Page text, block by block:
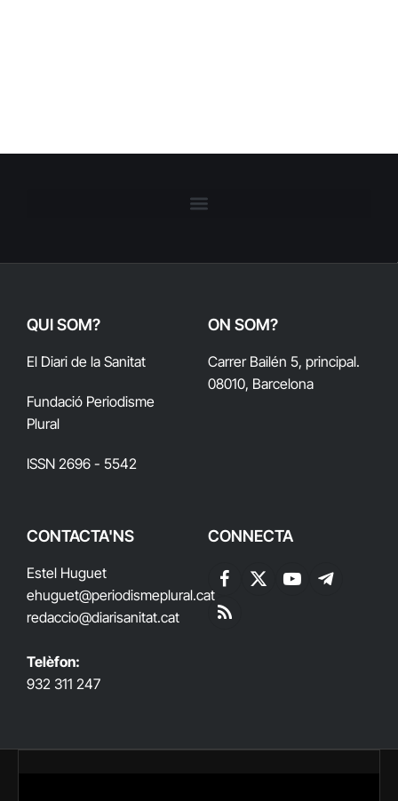
QUI SOM?
El Diari de la Sanitat
Fundació Periodisme
Plural
ISSN 2696 - 5542
ON SOM?
Carrer Bailén 5, principal.
08010, Barcelona
CONTACTA'NS
Estel Huguet
ehuguet@periodismeplural.cat
redaccio@diarisanitat.cat
Telèfon:
932 311 247
CONNECTA
Facebook
X
YouTubeTelegram
RSS